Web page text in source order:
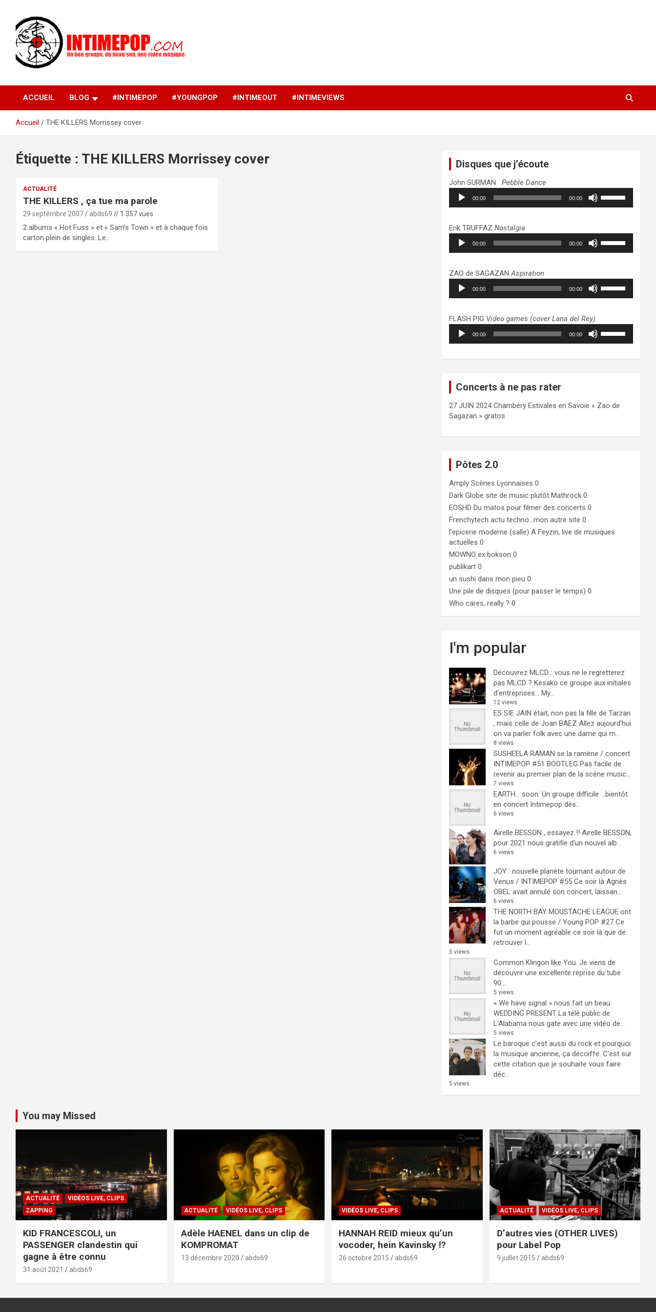
contenu
intimepop.com
musiques actuelles pop rock, post-rock, indé sur Lyon. rock pop
concert lyon
ACCUEIL BLOG #INTIMEPOP #YOUNGPOP #INTIMEOUT #INTIMEVIEWS
Accueil THE KILLERS Morrissey cover
Étiquette : THE KILLERS Morrissey cover
ACTUALITÉ
THE KILLERS , ça tue ma parole
29 septembre 2007 abds69 // 1 357 vues
2 albums « Hot Fuss » et « Sam’s Town » et à chaque fois
carton plein de singles. Le…
Disques que j’écoute
John SURMANPebble Dance
Lecteur
audio
00:00 00:00
pour
augmenter
ou
volume.
Erik TRUFFAZNostalgia
Lecteur
audio
00:00 00:00
pour
augmenter
ou
volume.
ZAO de SAGAZANAspiration
Lecteur
audio
00:00 00:00
pour
augmenter
ou
FLASH PIG Video games (cover Lana del Rey)
Lecteur
audio
00:00 00:00
haut/bas
le
Concerts à ne pas rater
27 JUIN 2024 Chambéry Estivales en Savoie « Zao de
Sagazan » gratos
Pôtes 2.0
Amply Scènes Lyonnaises 0
Dark Globe site de music plutôt Mathrock 0
EOSHD Du matos pour filmer des concerts 0
Frenchytech actu techno…mon autre site 0
l'epicerie moderne (salle) A Feyzin, live de musiques
actuelles 0
MOWNO ex bokson 0
publikart 0
un sushi dans mon pieu 0
Une pile de disques (pour passer le temps) 0
Who cares, really ? 0
I'm popular
Découvrez MLCD… vous ne le regretterez
pas MLCD ? Kesako ce groupe aux initiales
d’entreprises… My...
12 views
ES SIE JAIN était, non pas la fille de Tarzan
, mais celle de Joan BAEZ Allez aujourd'hui
on va parler folk avec une dame qui m...
8 views
SUSHEELA RAMAN se la ramène / concert
INTIMEPOP #51 BOOTLEG Pas facile de
revenir au premier plan de la scène music...
7 views
EARTH… soon. Un groupe difficile ...bientôt
en concert Intimepop dès...
6 views
Airelle BESSON , essayez !! Airelle BESSON,
pour 2021 nous gratifie d'un nouvel alb...
6 views
JOY : nouvelle planète tournant autour de
Venus / INTIMEPOP #55 Ce soir là Agnès
OBEL avait annulé son concert, laissan...
6 views
THE NORTH BAY MOUSTACHE LEAGUE ont
la barbe qui pousse / Young POP #27 Ce
fut un moment agréable ce soir là que de
retrouver l...
5 views
Common Klingon like You. Je viens de
découvrir une excellente reprise du tube
90...
5 views
« We have signal » nous fait un beau
WEDDING PRESENT La télé public de
L'Alabama nous gate avec une vidéo de...
5 views
Le baroque c’est aussi du rock et pourquoi
la musique ancienne, ça décoiffe. C'est sur
cette citation que je souhaite vous faire
déc...
5 views
You may Missed
ACTUALITÉ
VIDÉOS LIVE, CLIPS
ZAPPING
KID FRANCESCOLI, un
PASSENGER clandestin qui
gagne à être connu
31 août 2021 abds69
ACTUALITÉ VIDÉOS LIVE, CLIPS
Adèle HAENEL dans un clip de
KOMPROMAT
13 décembre 2020 abds69
VIDÉOS LIVE, CLIPS
HANNAH REID mieux qu’un
vocoder, hein Kavinsky !?
26 octobre 2015 abds69
ACTUALITÉ VIDÉOS LIVE, CLIPS
D’autres vies (OTHER LIVES)
pour Label Pop
9 juillet 2015 abds69